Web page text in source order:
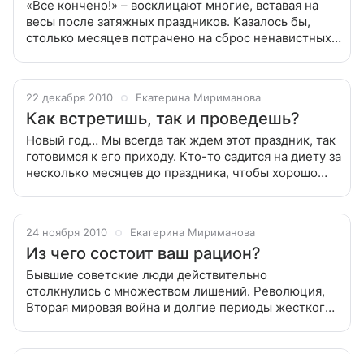
«Все кончено!» – восклицают многие, вставая на
весы после затяжных праздников. Казалось бы,
столько месяцев потрачено на сброс ненавистных
22 декабря 2010 Екатерина Мириманова
Как встретишь, так и проведешь?
Новый год… Мы всегда так ждем этот праздник, так
готовимся к его приходу. Кто-то садится на диету за
несколько месяцев до праздника, чтобы хорошо
24 ноября 2010 Екатерина Мириманова
Из чего состоит ваш рацион?
Бывшие советские люди действительно
столкнулись с множеством лишений. Революция,
Вторая мировая война и долгие периоды жесткого